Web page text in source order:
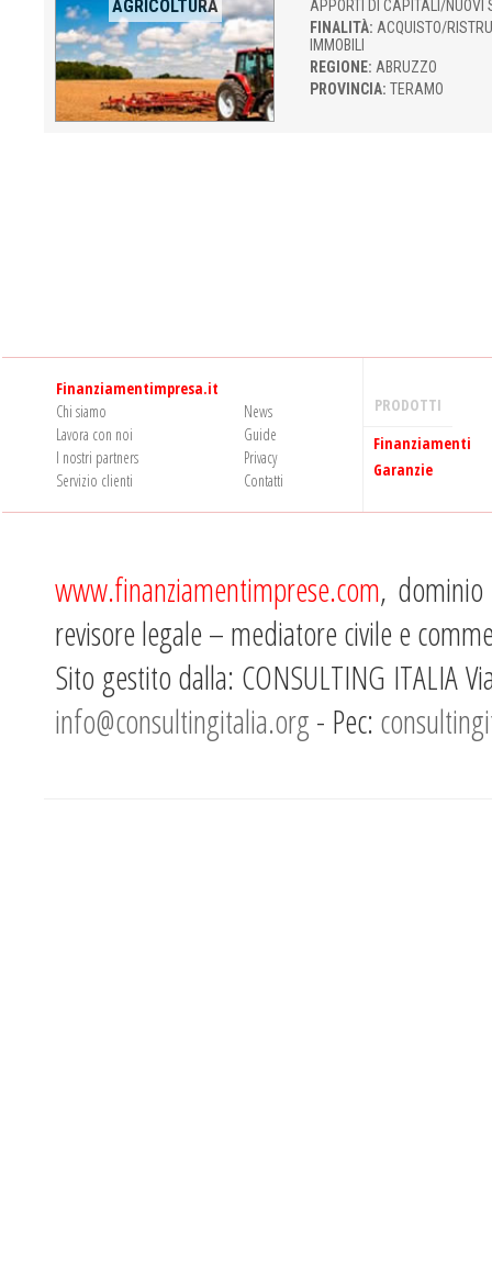
AGRICOLTURA
APPORTI DI CAPITALI/NUOVI
FINALITÀ: ACQUISTO/
IMMOBILI
REGIONE: ABRUZZO
PROVINCIA: TERAMO
Finanziamentimpresa.it
Chi siamo
News
Lavora con noi
Guide
I nostri partners
Privacy
Servizio clienti
Contatti
PRODOTTI
Finanziamenti
Garanzie
www.finanziamentimprese.com, dominio
revisore legale – mediatore civile e
Sito gestito dalla: CONSULTING ITALIA
info@consultingitalia.org - Pec: